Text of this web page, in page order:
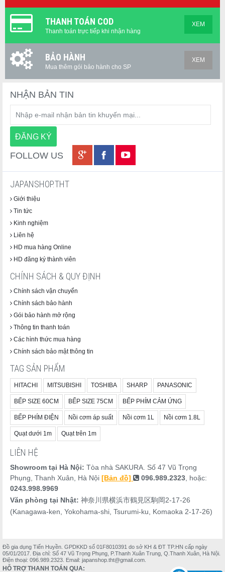
THANH TOÁN COD
Thanh toán trực tiếp khi nhận hàng
XEM
BẢO HÀNH
Mua thêm gói bảo hành cho SP
XEM
NHẬN BẢN TIN
FOLLOW US
JAPANSHOP.THT
Giới thiệu
Tin tức
Kinh nghiệm
Liên hệ
HD mua hàng Online
HD đăng ký thành viên
CHÍNH SÁCH & QUY ĐỊNH
Chính sách vận chuyển
Chính sách bảo hành
Gói bảo hành mở rộng
Thông tin thanh toán
Các hình thức mua hàng
Chính sách bảo mật thông tin
TAG SẢN PHẨM
HITACHI MITSUBISHI TOSHIBA SHARP PANASONIC
BẾP SIZE 60CM BẾP SIZE 75CM BẾP PHÍM CẢM ỨNG
BẾP PHÍM ĐIỆN Nồi cơm áp suất Nồi cơm 1L Nồi cơm 1.8L
Quạt dưới 1m Quạt trên 1m
LIÊN HỆ
Showroom tại Hà Nội: Tòa nhà SAKURA. Số 47 Vũ Trọng
Phụng, Thanh Xuân, Hà Nội [Bản đồ] 096.989.2323, hoặc:
0243.998.9969
Văn phòng tại Nhật: 神奈川県横浜市鶴見区駒岡2-17-26
(Kanagawa-ken, Yokohama-shi, Tsurumi-ku, Komaoka 2-17-26)
Đồ gia dụng Tiến Huyền. GPDKKD số 01F8010391 do sở KH & ĐT TP.HN cấp ngày
05/01/2017. Địa chỉ: Số 47 Vũ Trọng Phụng, P.Thanh Xuân Trung, Q.Thanh Xuân, Hà Nội.
Điện thoại: 096.989.2323. Email: japanshop.tht@gmail.com.
HỖ TRỢ THANH TOÁN QUA: